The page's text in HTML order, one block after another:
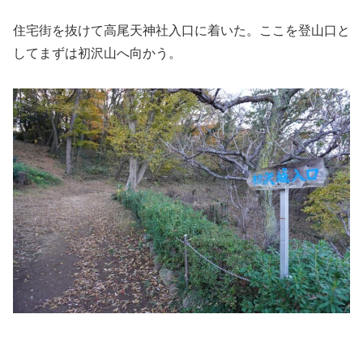
住宅街を抜けて高尾天神社入口に着いた。ここを登山口と
してまずは初沢山へ向かう。